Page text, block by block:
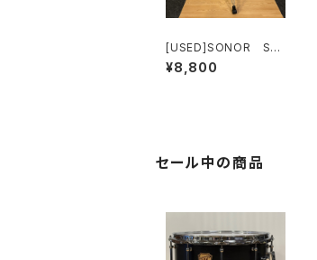
[USED]SONOR SN
-MBS4000 スネア ス
タンド
¥8,800
セール中の商品